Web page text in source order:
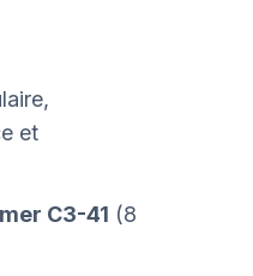
et
C3-41 (8